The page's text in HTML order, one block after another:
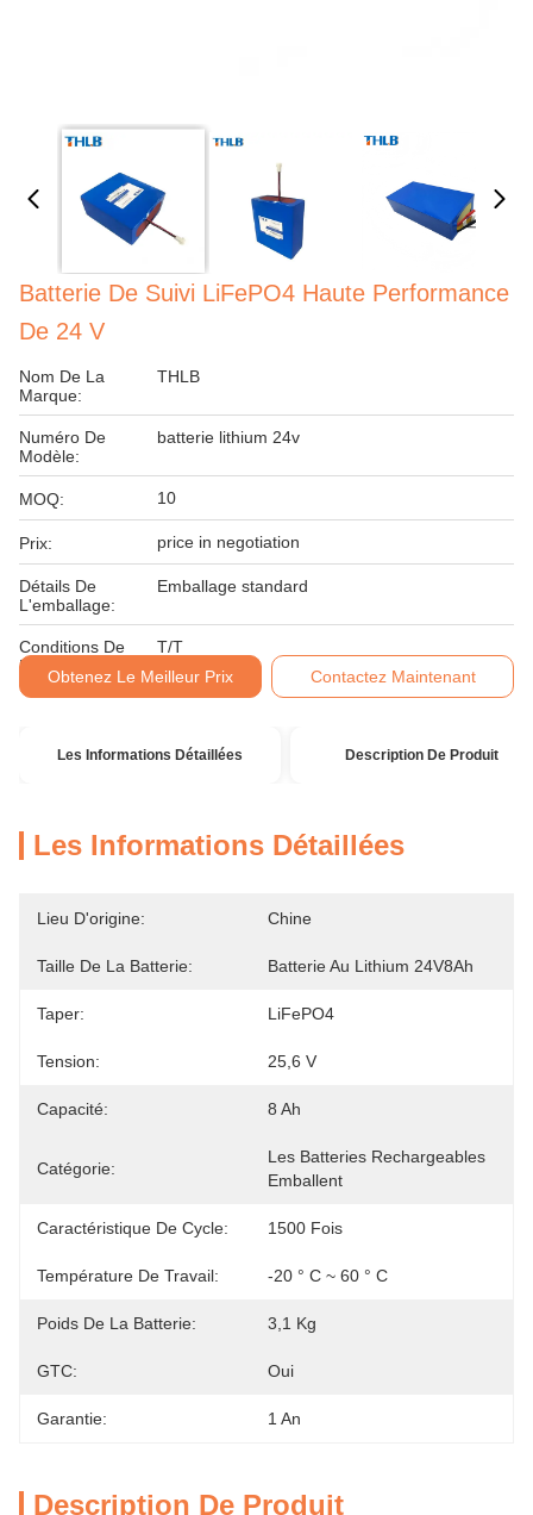
Batterie De Suivi LiFePO4 Haute Performance
De 24 V
Nom De La
Marque:
THLB
Numéro De
Modèle:
batterie lithium 24v
MOQ: 10
Prix: price in negotiation
Détails De
L'emballage:
Emballage standard
Conditions De
Paiement:
T/T
Obtenez Le Meilleur Prix
Contactez Maintenant
Les Informations Détaillées Description De Produit
Les Informations Détaillées
Lieu D'origine: Chine
Taille De La Batterie: Batterie Au Lithium 24V8Ah
Taper: LiFePO4
Tension: 25,6 V
Capacité: 8 Ah
Catégorie:
Les Batteries Rechargeables
Emballent
Caractéristique De Cycle: 1500 Fois
Température De Travail: -20 ° C ~ 60 ° C
Poids De La Batterie: 3,1 Kg
GTC: Oui
Garantie: 1 An
Description De Produit